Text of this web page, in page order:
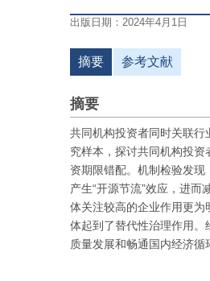
出版日期：2024年4月1日
摘要 参考文献
摘要
共同机构投资者同时关联
究样本，探讨共同机构投
资期限错配。机制检验发
产生“开源节流”效应，进
体关注较高的企业作用更
体起到了替代性治理作用
质量发展和畅通国内经济循